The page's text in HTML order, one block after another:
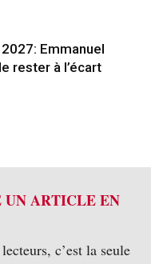
Emmanuel
rester à l’écart
UN ARTICLE EN
c’est la seule